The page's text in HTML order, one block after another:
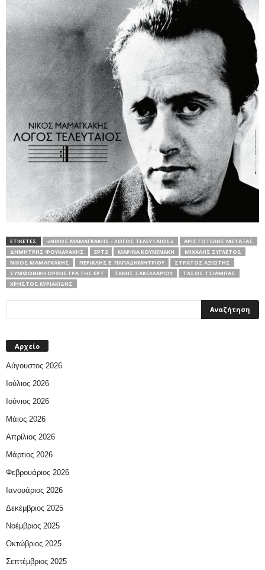
ΕΤΙΚΕΤΕΣ «ΝΊΚΟΣ ΜΑΜΑΓΚΆΚΗΣ - ΛΌΓΟΣ ΤΕΛΕΥΤΑΊΟΣ»
ΑΡΙΣΤΟΤΈΛΗΣ ΜΕΤΑΞΆΣ
ΔΗΜΉΤΡΗΣ ΦΟΥΚΑΡΆΚΗΣ
ΕΡΤ2 ΜΑΡΊΝΑ ΚΟΥΝΕΝΆΚΗ
ΜΙΧΆΛΗΣ ΣΥΓΛΈΤΟΣ
ΝΊΚΟΣ ΜΑΜΑΓΚΆΚΗΣ
ΠΕΡΙΚΛΉΣ Ε. ΠΑΠΑΔΗΜΗΤΡΊΟΥ
ΣΤΡΆΤΟΣ ΑΞΙΏΤΗΣ
ΣΥΜΦΩΝΙΚΉ ΟΡΧΉΣΤΡΑ ΤΗΣ ΕΡΤ
ΤΆΚΗΣ ΣΑΚΕΛΛΑΡΊΟΥ
ΤΆΣΟΣ ΤΣΙΑΜΠΆΣ
ΧΡΉΣΤΟΣ ΚΥΡΙΑΚΊΔΗΣ
Αρχείο
Αύγουστος 2026
Ιούλιος 2026
Ιούνιος 2026
Μάιος 2026
Απρίλιος 2026
Μάρτιος 2026
Φεβρουάριος 2026
Ιανουάριος 2026
Δεκέμβριος 2025
Νοέμβριος 2025
Οκτώβριος 2025
Σεπτέμβριος 2025